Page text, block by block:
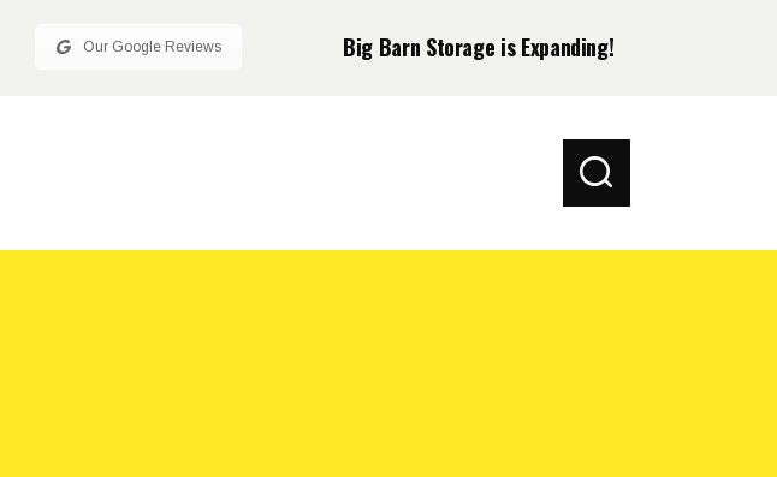
Our Google Reviews Big Barn Storage is Expanding!